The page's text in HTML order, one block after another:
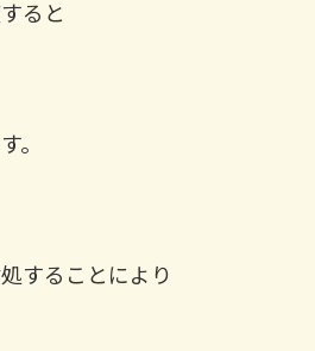
ると
。
することにより